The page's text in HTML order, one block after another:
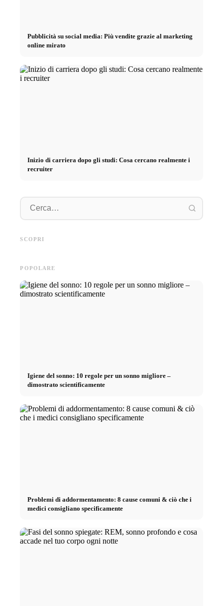
Pubblicità su social media: Più vendite grazie al marketing
online mirato
Inizio di carriera dopo gli studi: Cosa cercano realmente i
recruiter
SCOPRI
diretto verso la carriera
POPOLARE
Igiene del sonno: 10 regole per un sonno migliore –
dimostrato scientificamente
Problemi di addormentamento: 8 cause comuni & ciò che i
medici consigliano specificamente